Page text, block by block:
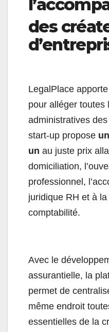
des
LegalPlace
pour alléger toutes
administratives
start-up propose
un au juste prix
domiciliation,
professionnel,
juridique RH et à
comptabilité.
Avec le
assurantielle, la
permet de
même endroit
essentielles de la